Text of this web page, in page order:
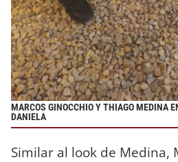
MARCOS GINOCCHIO Y THIAGO MEDINA
DANIELA
Similar al look de Medina,